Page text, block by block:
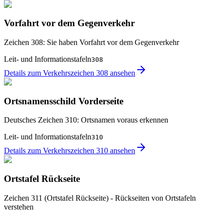
Vorfahrt vor dem Gegenverkehr
Zeichen 308: Sie haben Vorfahrt vor dem Gegenverkehr
Leit- und Informationstafeln308
Details zum Verkehrszeichen 308 ansehen
Ortsnamensschild Vorderseite
Deutsches Zeichen 310: Ortsnamen voraus erkennen
Leit- und Informationstafeln310
Details zum Verkehrszeichen 310 ansehen
Ortstafel Rückseite
Zeichen 311 (Ortstafel Rückseite) - Rückseiten von Ortstafeln
verstehen